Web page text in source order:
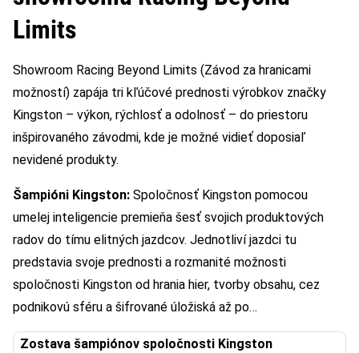
Limits
Showroom Racing Beyond Limits (Závod za hranicami
možností) zapája tri kľúčové prednosti výrobkov značky
Kingston – výkon, rýchlosť a odolnosť – do priestoru
inšpirovaného závodmi, kde je možné vidieť doposiaľ
nevidené produkty.
Šampióni Kingston: Spoločnosť Kingston pomocou
umelej inteligencie premieňa šesť svojich produktových
radov do tímu elitných jazdcov. Jednotliví jazdci tu
predstavia svoje prednosti a rozmanité možnosti
spoločnosti Kingston od hrania hier, tvorby obsahu, cez
podnikovú sféru a šifrované úložiská až po…
Zostava šampiónov spoločnosti Kingston